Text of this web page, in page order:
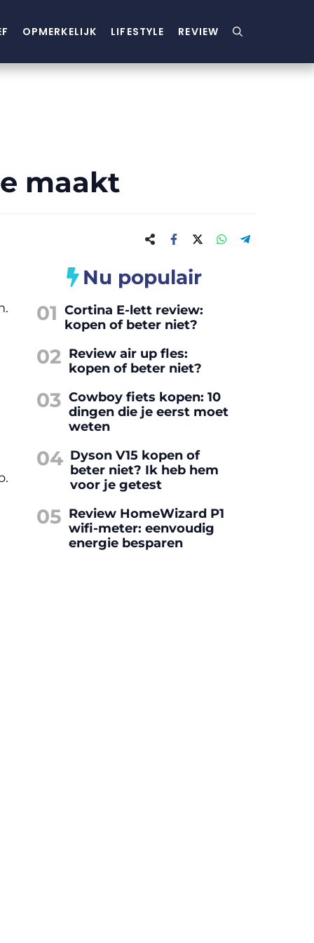
OPMERKELIJK LIFESTYLE REVIEW
maakt
Nu populair
01 Cortina E-lett review:
kopen of beter niet?
02 Review air up fles:
kopen of beter niet?
03 Cowboy fiets kopen: 10
dingen die je eerst moet
weten
04 Dyson V15 kopen of
beter niet? Ik heb hem
voor je getest
05 Review HomeWizard P1
wifi-meter: eenvoudig
energie besparen